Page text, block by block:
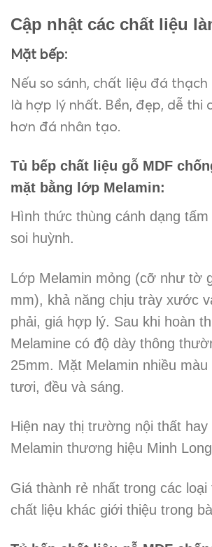
Cập nhật các chất liệu
Mặt bếp:
Nếu so sánh, chất liệu đá thạch
là hợp lý nhất. Bền, đẹp, dễ thi
hơn đá nhân tạo.
Tủ bếp chất liệu gỗ MDF
mặt bằng lớp Melamin:
Hình thức thùng cánh dạng tấm
soi huỳnh.
Lớp Melamin mỏng (cỡ như tờ
mm), khả năng chịu trày xước
phải, giá hợp lý. Sau khi hoàn
Melamine có độ dày thông
25mm. Mặt Melamin nhiều
tươi, đều và sáng.
Hiện nay thị trường nội thất hay
Melamin thương hiệu Minh
Giá thành rẻ nhất trong các
chất liệu khác giới thiệu trong